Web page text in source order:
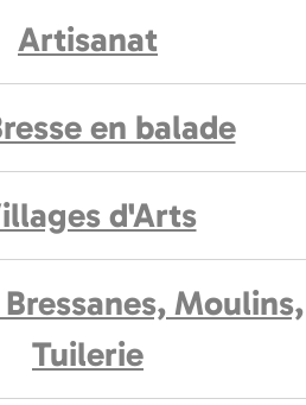
Artisanat
en balade
d'Arts
Moulins,
Tuilerie